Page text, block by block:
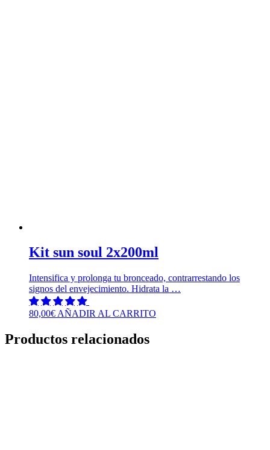
Kit sun soul 2x200ml
Intensifica y prolonga tu bronceado, contrarrestando los
signos del envejecimiento. Hidrata la …
80,00€ AÑADIR AL CARRITO
Productos relacionados